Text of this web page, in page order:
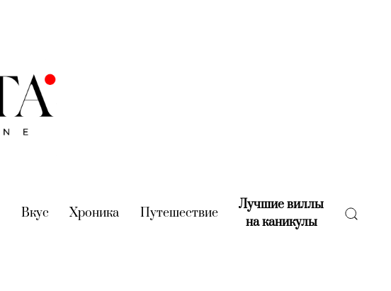
(current)
Вкус (current)
Хроника (current)
Путешествие(current)
Лучшие виллы
на каникулы(current)